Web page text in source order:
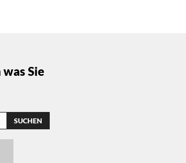
Sie
SUCHEN